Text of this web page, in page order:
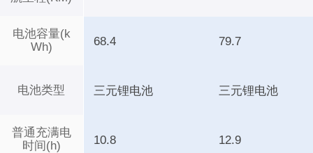
电池容量(k
Wh)
电池类型
普通充满电
时间(h)
68.4 79.7
三元锂电池 三元锂电池
10.8 12.9